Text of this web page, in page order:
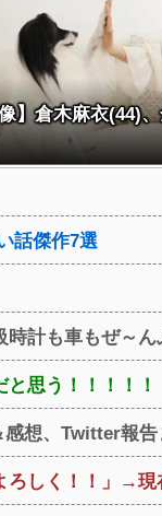
】倉木麻衣(44)
話傑作7選
時計も車もぜ～
思う！！！！！
感想、Twitter報告
ろしく！！」→現